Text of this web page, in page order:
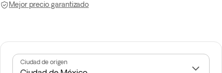
Mejor precio garantizado
Ciudad de origen